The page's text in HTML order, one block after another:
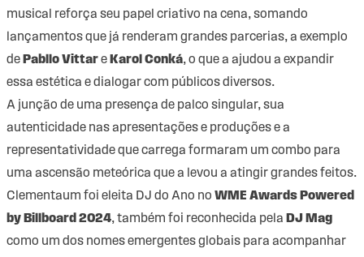
musical reforça seu papel criativo na cena, somando
lançamentos que já renderam grandes parcerias, a exemplo
de Pabllo Vittare Karol Conká, o que a ajudou a expandir
essa estética e dialogar com públicos diversos.
A junção de uma presença de palco singular, sua
autenticidade nas apresentações e produções e a
representatividade que carrega formaram um combo para
uma ascensão meteórica que a levou a atingir grandes feitos.
Clementaum foi eleita DJ do Ano no WME Awards Powered
by Billboard 2024, também foi reconhecida pela DJ Mag
como um dos nomes emergentes globais para acompanhar